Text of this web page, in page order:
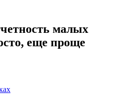
малых
еще проще